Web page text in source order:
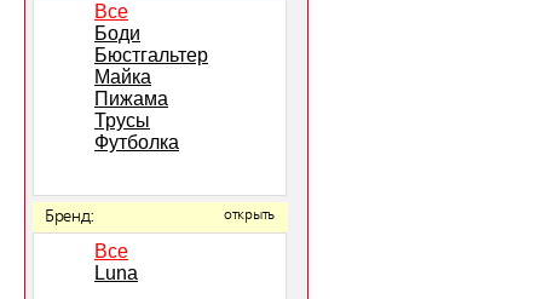
Все
Боди
Бюстгальтер
Майка
Пижама
Трусы
Футболка
Бренд: открыть
Все
Luna